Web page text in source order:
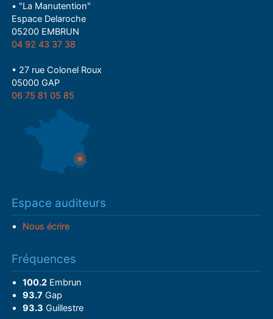
• "La Manutention"
Espace Delaroche
05200 EMBRUN
04 92 43 37 38
• 27 rue Colonel Roux
05000 GAP
06 75 81 05 85
Espace auditeurs
Nous écrire
Fréquences
100.2Embrun
93.7 Gap
93.3 Guillestre